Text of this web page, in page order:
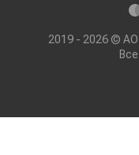
2019 - 2026 ©